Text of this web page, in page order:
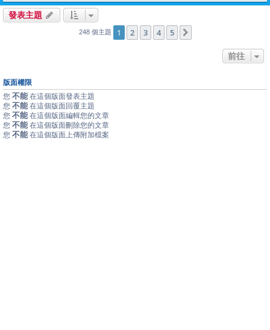
發表主題
248 個主題 1 2 3 4 5
前往
版面權限
您 不能 在這個版面發表主題
您 不能 在這個版面回覆主題
您 不能 在這個版面編輯您的文章
您 不能 在這個版面刪除您的文章
您 不能 在這個版面上傳附加檔案